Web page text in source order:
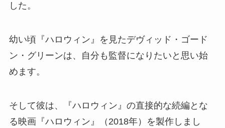
した。
幼い頃『ハロウィン』を見たデヴィッド・ゴード
ン・グリーンは、自分も監督になりたいと思い始
めます。
そして彼は、『ハロウィン』の直接的な続編とな
る映画『ハロウィン』（2018年）を製作しまし